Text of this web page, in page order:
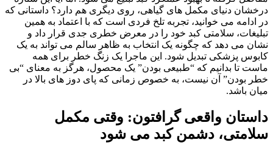
درخشان دنیای مکمل های گیاهی، روی دیگری هم دارد؟ داستانی که
در ادامه می خوانید، تجربه تلخ فردی است که با اعتماد به همین
تبلیغات، سلامتی کبد خود را در معرض خطری جدی قرار داد و
نشان می دهد که چگونه یک انتخاب به ظاهر سالم می تواند به یک
کابوس پزشکی تبدیل شود. این ماجرا یک زنگ خطر برای همه
ماست تا بدانیم که “طبیعی بودن” یک محصول، هرگز به معنای “بی
خطر بودن” آن نیست، به خصوص زمانی که پای دوز های بالا در
میان باشد.
داستان واقعی گرافتون: وقتی مکمل
سلامتی، دشمن کبد می شود